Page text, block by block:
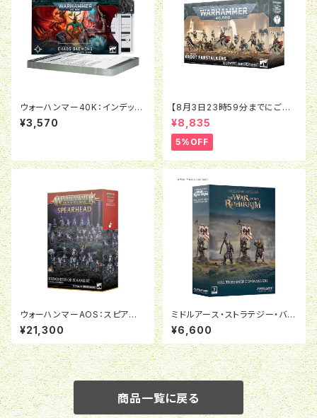
ウォーハンマー40K：インデック
スカード:ケイオス・ディーモン
（日本語版）
¥3,570
【8月3日23時59分までにご予
約で5％OFF】ウォーハンマー4
0K：タウ・エンパイア：クルート・
ファーストーカー
¥8,835
5%OFF
ウォーハンマーAOS：スピアヘッ
ド：エピキュリアン・レヴェラー
¥21,300
ミドルアース・ストラテジー・バト
ルゲーム：HILL TRIBESMEN
COMMANDERS
¥6,600
商品一覧に戻る